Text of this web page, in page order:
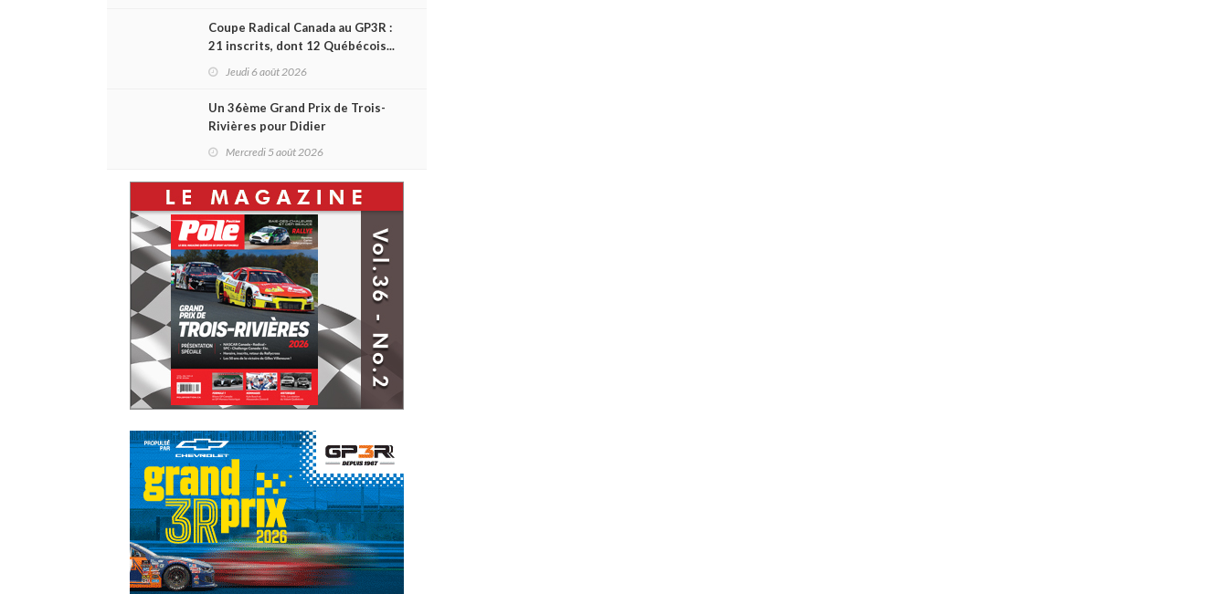
Coupe Radical Canada au GP3R :
21 inscrits, dont 12 Québécois...
et un premier gain d'Antoine
Jeudi 6 août 2026
Un 36ème Grand Prix de Trois-
Rivières pour Didier
Schraenen... et une première en
Mercredi 5 août 2026